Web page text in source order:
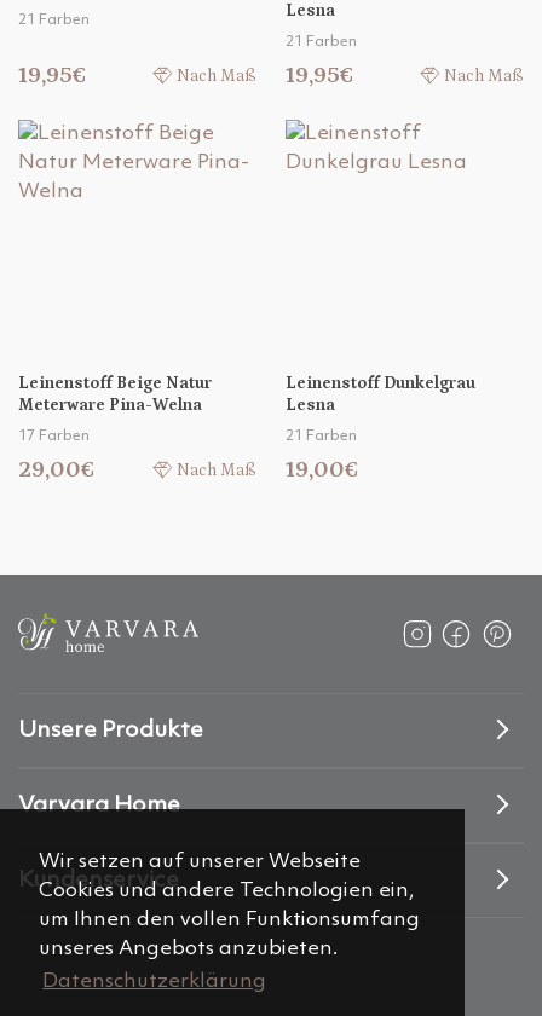
Wir setzen auf unserer Webseite
Cookies und andere Technologien ein,
um Ihnen den vollen Funktionsumfang
unseres Angebots anzubieten.
Datenschutzerklärung
21 Farben
19,95€ Nach Maß
Lesna
21 Farben
19,95€ Nach Maß
Leinenstoff Beige Natur
Meterware Pina-Welna
17 Farben
29,00€ Nach Maß
Leinenstoff Dunkelgrau
Lesna
21 Farben
19,00€
Unsere Produkte
Varvara Home
Kundenservice